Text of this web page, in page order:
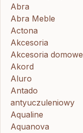
Abra
Abra Meble
Actona
Akcesoria
Akcesoria domowe
Akord
Aluro
Antado
antyuczuleniowy
Aqualine
Aquanova